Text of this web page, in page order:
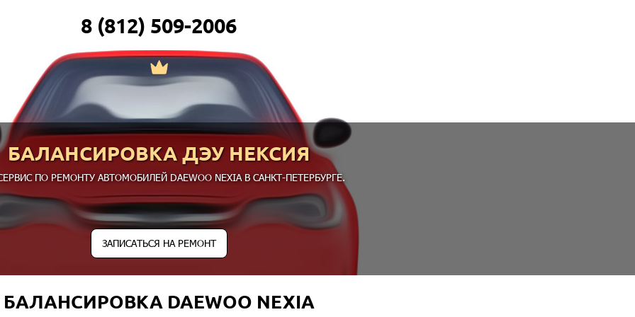
8 (812) 509-2006
БАЛАНСИРОВКА ДЭУ НЕКСИЯ
ПО РЕМОНТУ АВТОМОБИЛЕЙ DAEWOO NEXIA В САНКТ-ПЕТЕРБУРГЕ.
ЗАПИСАТЬСЯ НА РЕМОНТ
БАЛАНСИРОВКА DAEWOO NEXIA